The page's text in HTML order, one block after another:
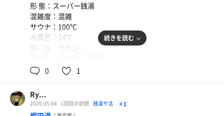
ことが可能
感想：さふぃスパ舞子に似てるなーって思ったけど、外気
浴があるからこっちの方が断然良いですね！
#サウナ #サウナイキタイ #サ活 #サウナ好きと繋がりたい
形 態：スーパー銭湯
混雑度：混雑
サウナ：100℃
水風呂：14℃
サ 飯：なし
①アウフグースイベントが爆熱の場合ホンマに死ぬと言っ
ても過言では無いぐらい暑い
②アウフグースイベントがアミューズメント過ぎて楽しい
続きを読む
0 1
Ry...
2026.05.04 1回目の訪問 銭湯サ活 ＋1